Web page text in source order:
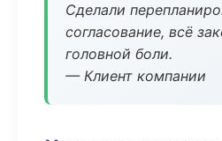
Сделали
согласование, всё
головной боли.
— Клиент компании